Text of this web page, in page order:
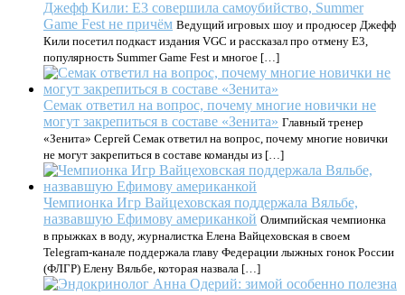
Джефф Кили: E3 совершила самоубийство, Summer
Game Fest не причём Ведущий игровых шоу и продюсер Джефф
Кили посетил подкаст издания VGC и рассказал про отмену E3,
популярность Summer Game Fest и многое […]
Семак ответил на вопрос, почему многие новички не
могут закрепиться в составе «Зенита» Главный тренер
«Зенита» Сергей Семак ответил на вопрос, почему многие новички
не могут закрепиться в составе команды из […]
Чемпионка Игр Вайцеховская поддержала Вяльбе,
назвавшую Ефимову американкой Олимпийская чемпионка
в прыжках в воду, журналистка Елена Вайцеховская в своем
Telegram-канале поддержала главу Федерации лыжных гонок России
(ФЛГР) Елену Вяльбе, которая назвала […]